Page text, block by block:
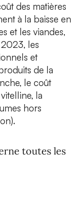
des matières
à la baisse en
et les viandes,
les
et
de la
le coût
la
hors
toutes les